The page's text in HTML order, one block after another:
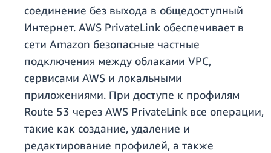
соединение без выхода в общедоступный
Интернет. AWS PrivateLink обеспечивает в
сети Amazon безопасные частные
подключения между облаками VPC,
сервисами AWS и локальными
приложениями. При доступе к профилям
Route 53 через AWS PrivateLink все операции,
такие как создание, удаление и
редактирование профилей, а также